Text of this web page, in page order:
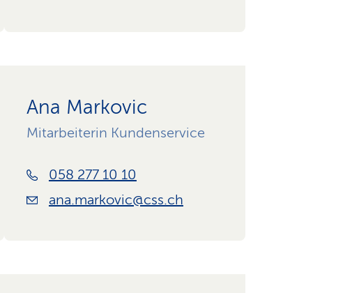
Ana Markovic
Mitarbeiterin Kundenservice
058 277 10 10
ana.markovic@css.ch